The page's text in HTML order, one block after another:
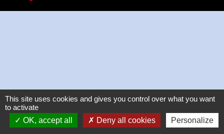
This site uses cookies and gives you control over what you want
to activate
OK, accept all
Deny all cookies Personalize